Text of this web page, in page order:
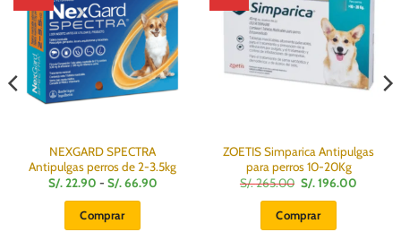
NEXGARD SPECTRA
Antipulgas perros de 2-3.5kg
S/.22.90 - S/.66.90Rango
Comprar
ZOETIS Simparica Antipulgas
para perros 10-20Kg
S/.265.00 El
precio
original
era:
S/.
S/.196.00
Comprar